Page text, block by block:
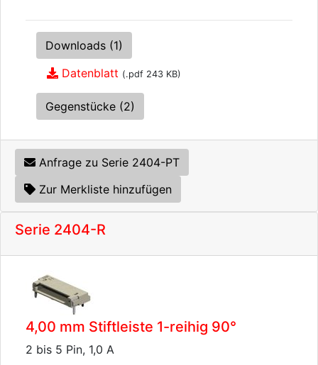
Downloads (1)
Datenblatt (.pdf 243 KB)
Gegenstücke (2)
Anfrage zu Serie 2404-PT
Zur Merkliste hinzufügen
Serie 2404-R
4,00 mm Stiftleiste 1-reihig 90°
2 bis 5 Pin, 1,0 A